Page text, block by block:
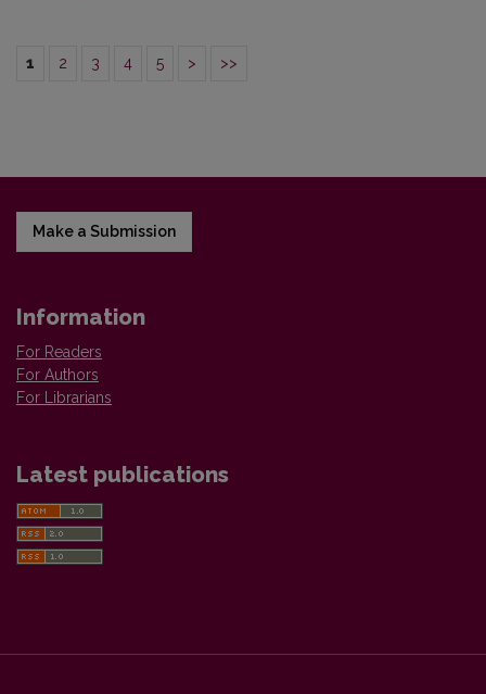
1 2 3 4 5 > >>
Make a Submission
Information
For Readers
For Authors
For Librarians
Latest publications